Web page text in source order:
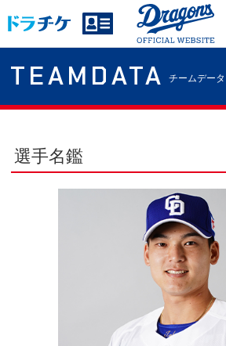
TEAMDATA チームデータ
選手名鑑